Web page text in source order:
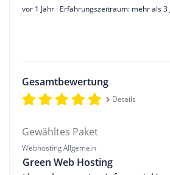
vor 1 Jahr · Erfahrungszeitraum: mehr als 3
Gesamtbewertung
Details
Gewähltes Paket
Webhosting Allgemein
Green Web Hosting